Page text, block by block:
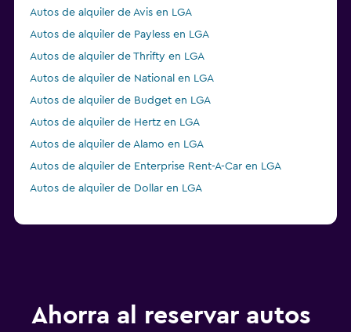
Autos de alquiler de Avis en LGA
Autos de alquiler de Payless en LGA
Autos de alquiler de Thrifty en LGA
Autos de alquiler de National en LGA
Autos de alquiler de Budget en LGA
Autos de alquiler de Hertz en LGA
Autos de alquiler de Alamo en LGA
Autos de alquiler de Enterprise Rent-A-Car en LGA
Autos de alquiler de Dollar en LGA
Ahorra al reservar autos